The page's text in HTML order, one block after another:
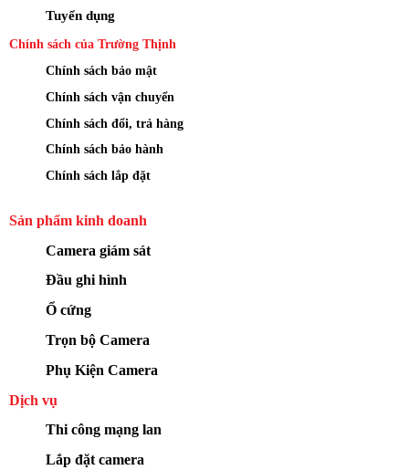
Tuyển dụng
Chính sách của Trường Thịnh
Chính sách bảo mật
Chính sách vận chuyển
Chính sách đổi, trả hàng
Chính sách bảo hành
Chính sách lắp đặt
Sản phẩm kinh doanh
Camera giám sát
Đầu ghi hình
Ổ cứng
Trọn bộ Camera
Phụ Kiện Camera
Dịch vụ
Thi công mạng lan
Lắp đặt camera